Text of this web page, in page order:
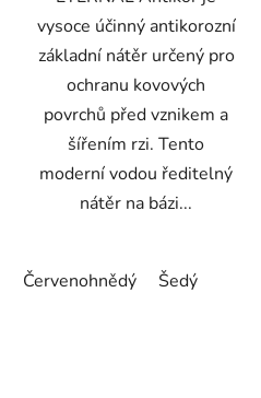
vysoce účinný antikorozní
základní nátěr určený pro
ochranu kovových
povrchů před vznikem a
šířením rzi. Tento
moderní vodou ředitelný
nátěr na bázi...
Červenohnědý Šedý